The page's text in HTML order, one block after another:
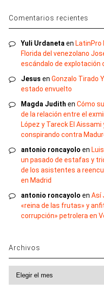
Comentarios recientes
Yuli Urdaneta en LatinPro
Florida del venezolano
escándalo de explotación
Jesus en Gonzalo Tirado
estado envuelto
Magda Judith en Cómo
de la relación entre el
López y Tareck El
conspirando contra
antonio roncayolo en
un pasado de estafas y
de los asistentes a
en Madrid
antonio roncayolo en Así
«reina de las frutas» y
corrupción» petrolera en
Archivos